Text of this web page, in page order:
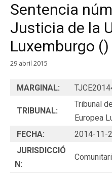
Sentencia
Justicia de la
Luxemburgo
29 abril 2015
MARGINAL:
TRIBUNAL:
Tribunal
Europea
FECHA:
2014-11-
JURISDICCIÓ
N: